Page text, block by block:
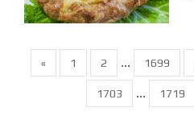
« 1 2 ... 1699
1703 ... 1719